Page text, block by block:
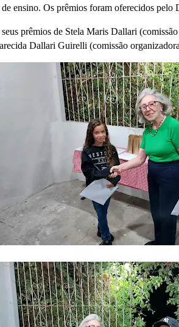
ensino. Os prêmios foram oferecidos
prêmios de Stela Maris Dallari
Dallari Guirelli (comissão